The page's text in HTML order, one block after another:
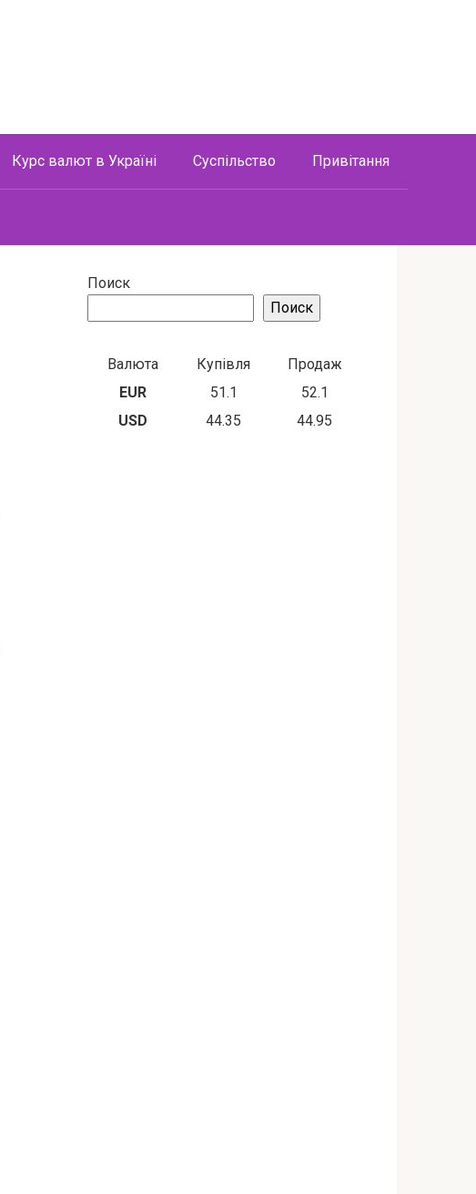
Курс валют в Україні Суспільство Привітання
Поиск
Поиск
Валюта Купівля
Продаж
EUR
51.1
52.1
USD
44.35 44.95